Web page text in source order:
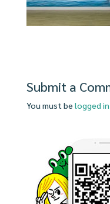
Submit a
You must be logged in